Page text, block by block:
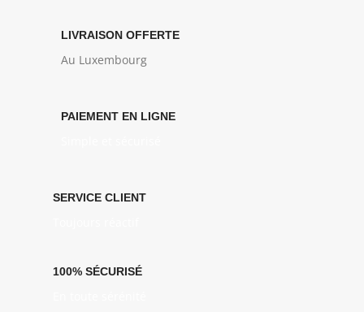
LIVRAISON OFFERTE
Au Luxembourg
PAIEMENT EN LIGNE
SERVICE CLIENT
100% SÉCURISÉ